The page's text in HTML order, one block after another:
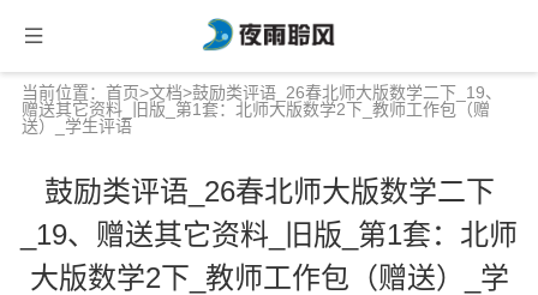
当前位置： 首页>文档>鼓励类评语_26春北师大版数学二下_19、
赠送其它资料_旧版_第1套：北师大版数学2下_教师工作包（赠
送）_学生评语
鼓励类评语_26春北师大版数学二下
_19、赠送其它资料_旧版_第1套：北师
大版数学2下_教师工作包（赠送）_学